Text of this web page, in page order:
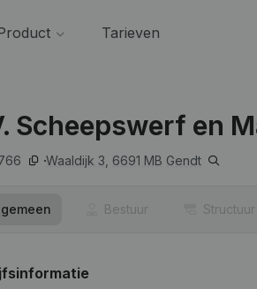
Tarieven
Scheepswerf en
Waaldijk 3, 6691 MB Gendt
Bestuur Structuur